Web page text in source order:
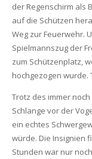
der Regenschirm als
auf die Schützen
Weg zur Feuerwehr.
Spielmannszug der
zum Schützenplatz,
hochgezogen wurde.
Trotz des immer
Schlange vor der
ein echtes
würde. Die Insignien
Stunden war nur